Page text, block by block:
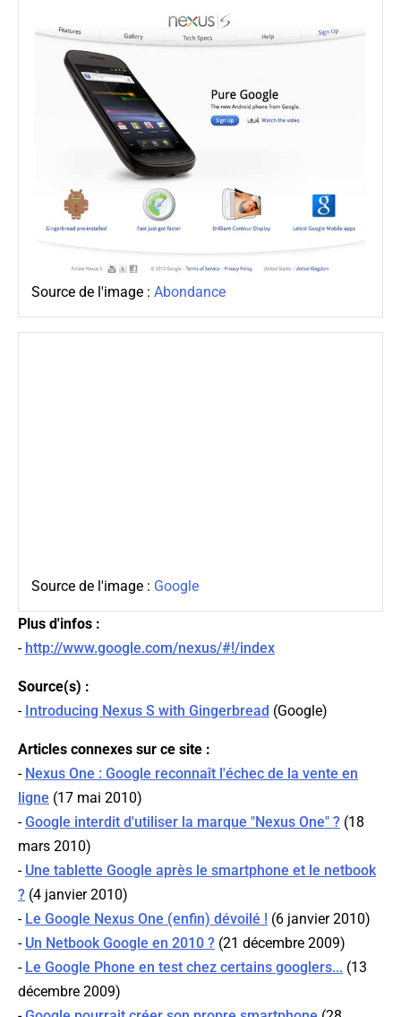
Source de l'image : Abondance
Source de l'image : Google
Plus d'infos :
- http://www.google.com/nexus/#!/index
Source(s) :
- Introducing Nexus S with Gingerbread (Google)
Articles connexes sur ce site :
- Nexus One : Google reconnaît l'échec de la vente en
ligne (17 mai 2010)
-Google interdit d'utiliser la marque "Nexus One" ? (18
mars 2010)
- Une tablette Google après le smartphone et le netbook
? (4 janvier 2010)
- Le Google Nexus One (enfin) dévoilé ! (6 janvier 2010)
- Un Netbook Google en 2010 ? (21 décembre 2009)
- Le Google Phone en test chez certains googlers... (13
décembre 2009)